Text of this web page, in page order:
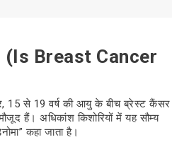
(Is Breast Cancer
15 से 19 वर्ष की आयु के बीच ब्रेस्ट कैंसर
हैं। अधिकांश किशोरियों में यह सौम्य
कहा जाता है।